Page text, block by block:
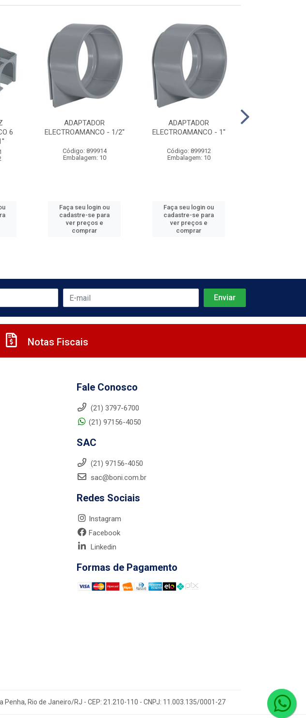
6
ADAPTADOR
ELECTROAMANCO - 1/2''
Código: 899914
Embalagem: 10
Faça seu login ou
cadastre-se para
ver preços e
comprar
ADAPTADOR
ELECTROAMANCO - 1''
Código: 899912
Embalagem: 10
Faça seu login ou
cadastre-se para
ver preços e
comprar
Notas Fiscais
Fale Conosco
(21) 3797-6700
(21) 97156-4050
SAC
(21) 97156-4050
sac@boni.com.br
Redes Sociais
Instagram
Facebook
Linkedin
Formas de Pagamento
Rio de Janeiro/RJ - CEP: 21.210-110 - CNPJ: 11.003.135/0001-27